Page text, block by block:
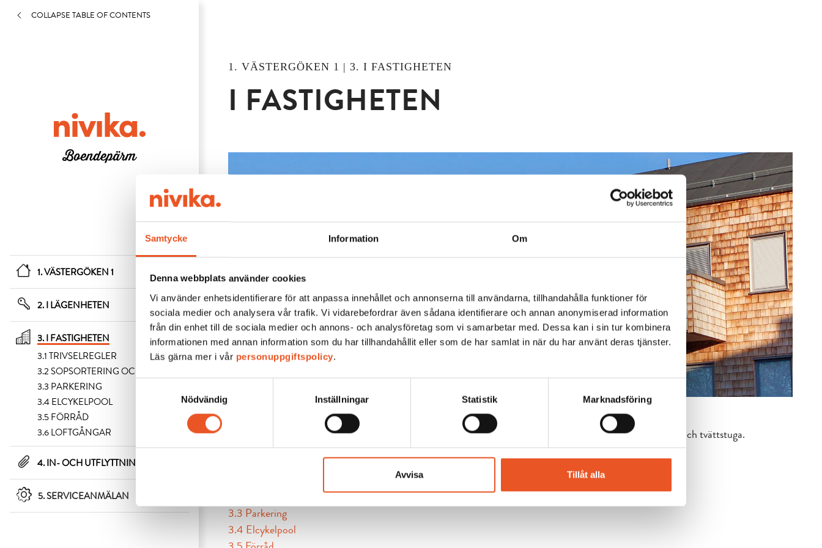
Samtycke Information Om
Denna webbplats använder cookies
Vi använder enhetsidentifierare för att anpassa innehållet och annonserna till användarna, tillhandahålla funktioner för
sociala medier och analysera vår trafik. Vi vidarebefordrar även sådana identifierare och annan anonymiserad information
från din enhet till de sociala medier och annons- och analysföretag som vi samarbetar med. Dessa kan i sin tur kombinera
informationen med annan information som du har tillhandahållit eller som de har samlat in när du har använt deras tjänster.
Läs gärna mer i vår personuppgiftspolicy.
Nödvändig
Inställningar Statistik Marknadsföring
Avvisa Tillåt alla
COLLAPSE TABLE OF CONTENTS
1. VÄSTERGÖKEN 1
2. I LÄGENHETEN
3. I FASTIGHETEN
3.1 TRIVSELREGLER
3.2 SOPSORTERING OCH AVFALL
3.3 PARKERING
3.4 ELCYKELPOOL
3.5 FÖRRÅD
3.6 LOFTGÅNGAR
4. IN- OCH UTFLYTTNING
5. SERVICEANMÄLAN
1. VÄSTERGÖKEN 1 | 3. I FASTIGHETEN
I FASTIGHETEN
Här kan du läsa om det som rör fastigheten du bor i såsom trivselregler, parkering, avfallshantering, förråd och tvättstuga.
3.2 Sopsortering och avfall
3.3 Parkering
3.4 Elcykelpool